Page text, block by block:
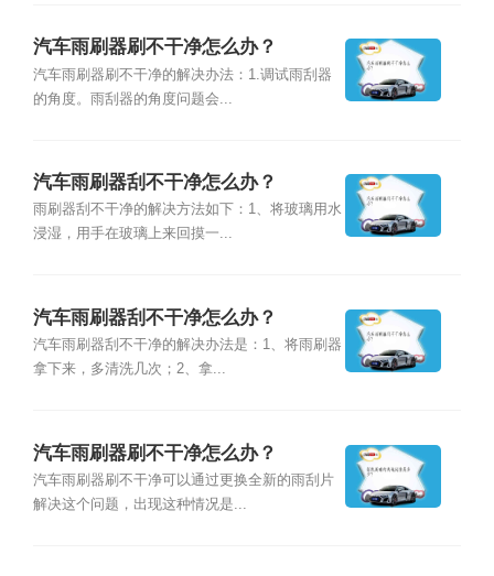
汽车雨刷器刷不干净怎么办？
汽车雨刷器刷不干净的解决办法：1.调试雨刮器
的角度。雨刮器的角度问题会...
汽车雨刷器刮不干净怎么办？
雨刷器刮不干净的解决方法如下：1、将玻璃用水
浸湿，用手在玻璃上来回摸一...
汽车雨刷器刮不干净怎么办？
汽车雨刷器刮不干净的解决办法是：1、将雨刷器
拿下来，多清洗几次；2、拿...
汽车雨刷器刷不干净怎么办？
汽车雨刷器刷不干净可以通过更换全新的雨刮片
解决这个问题，出现这种情况是...